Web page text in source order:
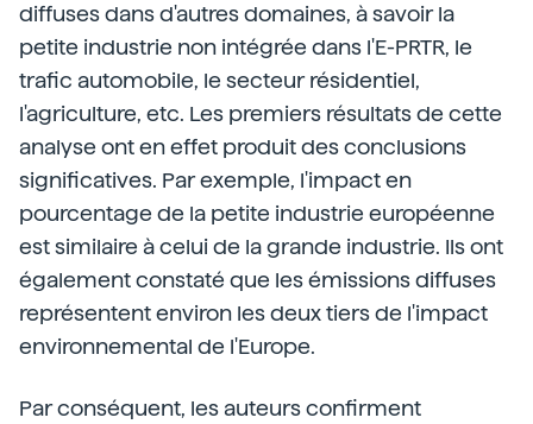
diffuses dans d'autres domaines, à savoir la
petite industrie non intégrée dans l'E-PRTR, le
trafic automobile, le secteur résidentiel,
l'agriculture, etc. Les premiers résultats de cette
analyse ont en effet produit des conclusions
significatives. Par exemple, l'impact en
pourcentage de la petite industrie européenne
est similaire à celui de la grande industrie. Ils ont
également constaté que les émissions diffuses
représentent environ les deux tiers de l'impact
environnemental de l'Europe.
Par conséquent, les auteurs confirment